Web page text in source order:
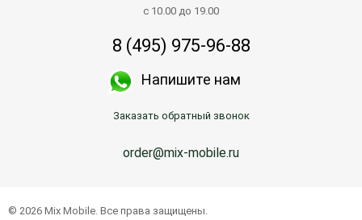
с 10.00 до 19.00
8 (495) 975-96-88
Напишите нам
Заказать обратный звонок
order@mix-mobile.ru
© 2026 Mix Mobile. Все права защищены.